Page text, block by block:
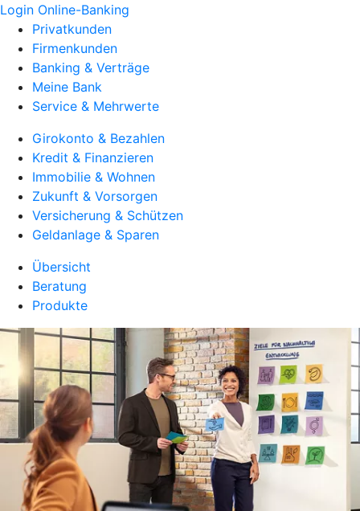
Login Online-Banking
Privatkunden
Firmenkunden
Banking & Verträge
Meine Bank
Service & Mehrwerte
Girokonto & Bezahlen
Kredit & Finanzieren
Immobilie & Wohnen
Zukunft & Vorsorgen
Versicherung & Schützen
Geldanlage & Sparen
Übersicht
Beratung
Produkte